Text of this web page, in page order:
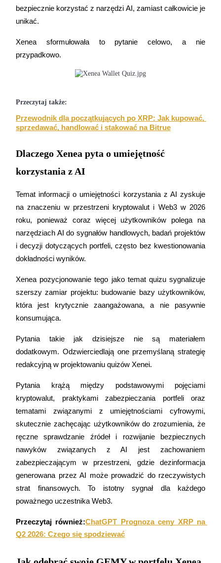
Przewodnik dla początkujących dotyczący kontraktów futures
Strategie handlowe
Dowiedz się, jak zachować rentowność
Zarabiać
Mocna Świnka
Codziennie zdobywaj konkurencyjne nagrody
Stawianie
bezpiecznie korzystać z narzędzi AI, zamiast całkowicie je
unikać.
Xenea sformułowała to pytanie celowo, a nie
przypadkowo.
Przeczytaj także:
Przewodnik dla początkujących po XRP: Jak kupować,
sprzedawać, handlować i stakować na Bitrue
Dlaczego Xenea pyta o umiejętność
korzystania z AI
Temat informacji o umiejętności korzystania z AI zyskuje
na znaczeniu w przestrzeni kryptowalut i Web3 w 2026
roku, ponieważ coraz więcej użytkowników polega na
narzędziach AI do sygnałów handlowych, badań projektów
i decyzji dotyczących portfeli, często bez kwestionowania
dokładności wyników.
Xenea pozycjonowanie tego jako temat quizu sygnalizuje
szerszy zamiar projektu: budowanie bazy użytkowników,
która jest krytycznie zaangażowana, a nie pasywnie
konsumująca.
Pytania takie jak dzisiejsze nie są materiałem
dodatkowym. Odzwierciedlają one przemyślaną strategię
redakcyjną w projektowaniu quizów Xenei.
Pytania krążą między podstawowymi pojęciami
kryptowalut, praktykami zabezpieczania portfeli oraz
tematami związanymi z umiejętnościami cyfrowymi,
skutecznie zachęcając użytkowników do zrozumienia, że
ręczne sprawdzanie źródeł i rozwijanie bezpiecznych
nawyków związanych z AI jest zachowaniem
zabezpieczającym w przestrzeni, gdzie dezinformacja
generowana przez AI może prowadzić do rzeczywistych
strat finansowych. To istotny sygnał dla każdego
poważnego uczestnika Web3.
Przeczytaj również:ChatGPT Prognoza ceny XRP na
Q2 2026: Czego się spodziewać